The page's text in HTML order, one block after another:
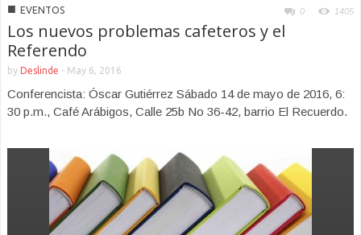
■ EVENTOS 0 1405
Los nuevos problemas cafeteros y el
Referendo
by Deslinde - May 6, 2016
Conferencista: Óscar Gutiérrez Sábado 14 de mayo de 2016, 6:
30 p.m., Café Arábigos, Calle 25b No 36-42, barrio El Recuerdo.